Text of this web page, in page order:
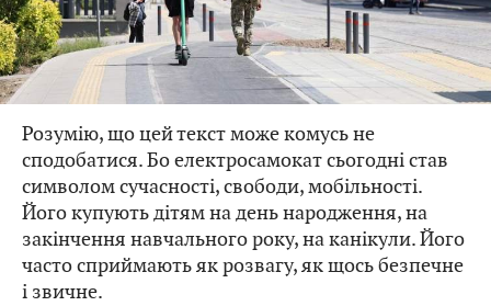
Розумію, що цей текст може комусь не
сподобатися. Бо електросамокат сьогодні став
символом сучасності, свободи, мобільності.
Його купують дітям на день народження, на
закінчення навчального року, на канікули. Його
часто сприймають як розвагу, як щось безпечне
і звичне.